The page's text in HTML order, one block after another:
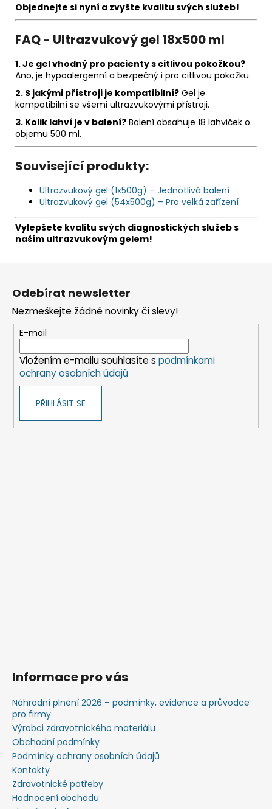
Objednejte si nyní a zvyšte kvalitu svých služeb!
FAQ - Ultrazvukový gel 18x500 ml
1. Je gel vhodný pro pacienty s citlivou pokožkou?
Ano, je hypoalergenní a bezpečný i pro citlivou pokožku.
2. S jakými přístroji je kompatibilní? Gel je
kompatibilní se všemi ultrazvukovými přístroji.
3. Kolik lahví je v balení? Balení obsahuje 18 lahviček o
objemu 500 ml.
Související produkty:
Ultrazvukový gel (1x500g) – Jednotlivá balení
Ultrazvukový gel (54x500g) – Pro velká zařízení
Vylepšete kvalitu svých diagnostických služeb s
naším ultrazvukovým gelem!
Odebírat newsletter
Nezmeškejte žádné novinky či slevy!
E-mail
Vložením e-mailu souhlasíte s podmínkami
ochrany osobních údajů
PŘIHLÁSIT SE
Informace pro vás
Náhradní plnění 2026 – podmínky, evidence a průvodce
pro firmy
Výrobci zdravotnického materiálu
Obchodní podmínky
Podmínky ochrany osobních údajů
Kontakty
Zdravotnické potřeby
Hodnocení obchodu